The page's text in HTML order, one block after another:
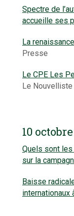
Spectre de
accueille ses
La
Presse
Le CPE Les
Le Nouvelliste
10 octobre
Quels sont
sur la
Baisse
internationaux